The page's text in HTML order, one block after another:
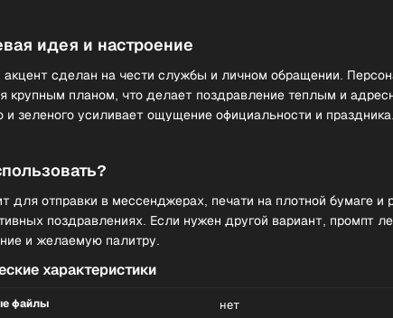
идея и настроение
акцент сделан на чести службы и личном обращении.
крупным планом, что делает поздравление теплым и
и зеленого усиливает ощущение официальности и праздника.
для отправки в мессенджерах, печати на плотной бумаге и
поздравлениях. Если нужен другой вариант, промпт
и желаемую палитру.
характеристики
файлы нет